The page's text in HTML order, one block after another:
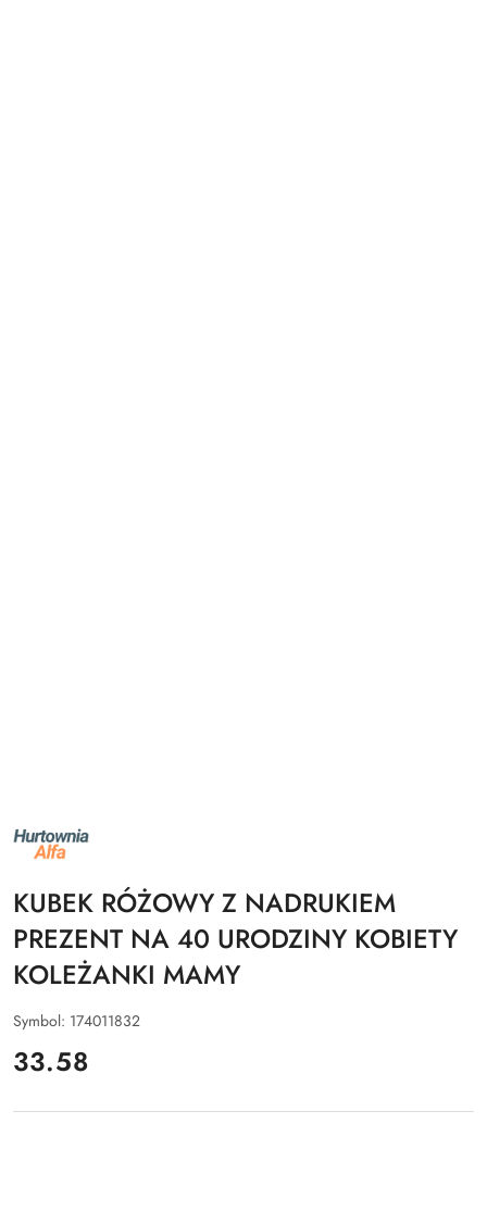
NAZWA
PRODUCENTA:
ALFA
KUBEK RÓŻOWY Z NADRUKIEM
PREZENT NA 40 URODZINY KOBIETY
KOLEŻANKI MAMY
Symbol: 174011832
cena:
33.58